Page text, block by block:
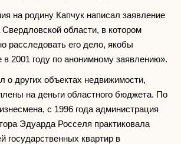
на родину Капчук написал заявление
области, в котором
расследовать его дело, якобы
2001 году по анонимному заявлению».
о других объектах недвижимости,
на деньги областного бюджета. По
с 1996 года администрация
Эдуарда Росселя практиковала
государственных квартир в